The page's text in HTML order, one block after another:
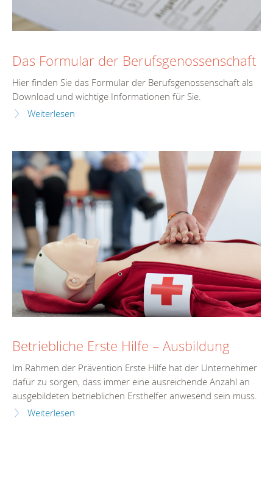
Das Formular der Berufsgenossenschaft
Hier finden Sie das Formular der Berufsgenossenschaft als
Download und wichtige Informationen für Sie.
Weiterlesen
Betriebliche Erste Hilfe – Ausbildung
Im Rahmen der Prävention Erste Hilfe hat der Unternehmer
dafür zu sorgen, dass immer eine ausreichende Anzahl an
ausgebildeten betrieblichen Ersthelfer anwesend sein muss.
Weiterlesen